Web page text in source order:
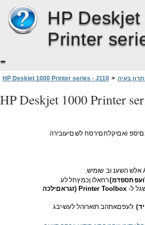
HP
Printer
-
HP Deskjet 1000 Printer series - J110 > בעיה
HP Deskjet 1000 Printer
םיספ ואםיקלח םירסח לש םיעובירה
אלש השענ וב שומיש.
תספדמ(רחאלו ןכמץחללע
ל-
Printer Toolbox
)זגראםילכה
(
.לעפםאתהב תוארוהל לעש-יבג